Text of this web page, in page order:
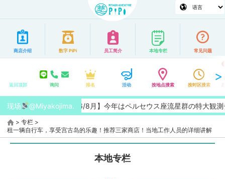
商店介绍 数字 PiPi 员工简介 本地专栏 常见问题
返回顶部 询问 排名 活动 按地点搜索 按时区搜索
现场 @Miyakojima.
【2026/8月】今年はペルセウス座流星群の特大観測チャンス！大
> 专栏 >
租一辆自行车，享受宫古岛的乐趣！推荐三家商店！当地工作人员的详细讲解
本地专栏